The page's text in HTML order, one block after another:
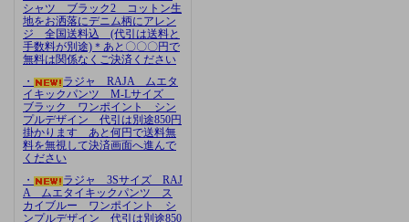
シャツ ブラック2 コットン生
地をお洒落にデニム柄にアレン
ジ 全国送料込 (代引は送料と
手数料が別途)＊あと〇〇〇円で
無料は関係なくご決済ください
・
ラジャ RAJA ムエタ
イキックパンツ M-Lサイズ
ブラック ワンポイント シン
プルデザイン 代引は別途850円
掛かります あと何円で送料無
料を無視して決済画面へ進んで
ください
・
ラジャ 3Sサイズ RAJ
A ムエタイキックパンツ ス
カイブルー ワンポイント シ
ンプルデザイン 代引は別途850